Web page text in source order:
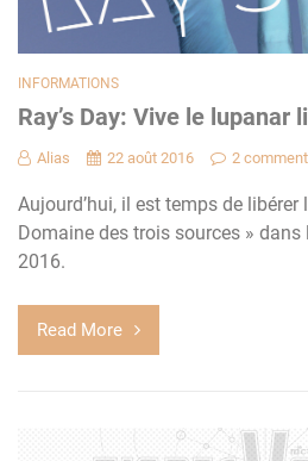
INFORMATIONS
Ray’s Day: Vive le lupanar
Alias 22 août 2016 2 comment
Aujourd’hui, il est temps de libérer
Domaine des trois sources » dans
2016.
Read More